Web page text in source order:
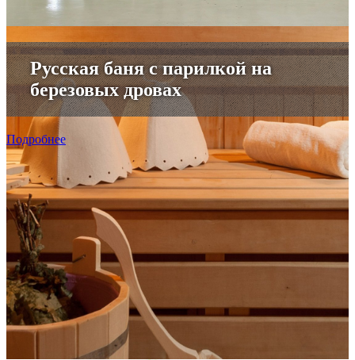
Русская баня с парилкой на
березовых дровах
Подробнее